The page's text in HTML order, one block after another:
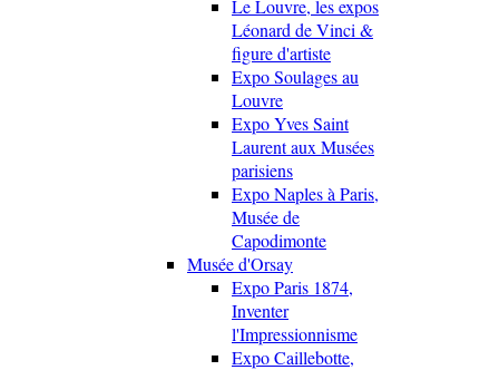
Le Louvre, les expos
Léonard de Vinci &
figure d'artiste
Expo Soulages au
Louvre
Expo Yves Saint
Laurent aux Musées
parisiens
Expo Naples à Paris,
Musée de
Capodimonte
Musée d'Orsay
Expo Paris 1874,
Inventer
l'Impressionnisme
Expo Caillebotte,